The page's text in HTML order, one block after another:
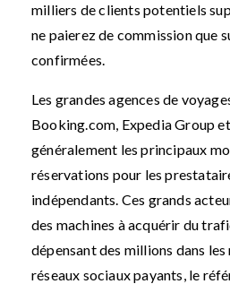
milliers de clients potentiels
ne paierez de commission que
confirmées.
Les grandes agences de
Booking.com, Expedia Group
généralement les principaux
réservations pour les
indépendants. Ces grands
des machines à acquérir du
dépensant des millions dans
réseaux sociaux payants, le